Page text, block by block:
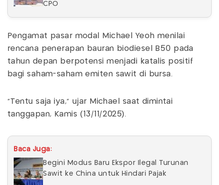
CPO
Pengamat pasar modal Michael Yeoh menilai
rencana penerapan bauran biodiesel B50 pada
tahun depan berpotensi menjadi katalis positif
bagi saham-saham emiten sawit di bursa.
“Tentu saja iya,” ujar Michael saat dimintai
tanggapan, Kamis (13/11/2025).
Baca Juga:
Begini Modus Baru Ekspor Ilegal Turunan
Sawit ke China untuk Hindari Pajak